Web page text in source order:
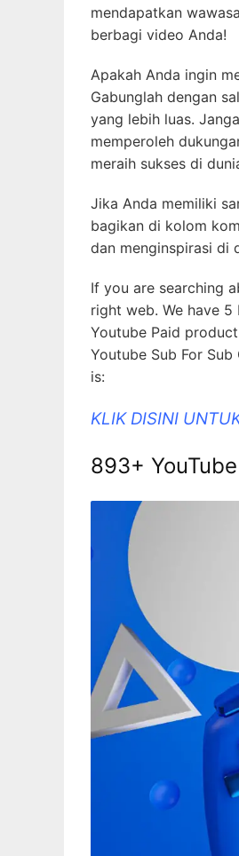
mendapatkan
berbagi video Anda!
Apakah Anda ingin
Gabunglah dengan
yang lebih luas.
memperoleh
meraih sukses di
Jika Anda memiliki
bagikan di kolom
dan menginspirasi di
If you are searching
right web. We have
Youtube Paid
Youtube Sub For
is:
KLIK DISINI
893+